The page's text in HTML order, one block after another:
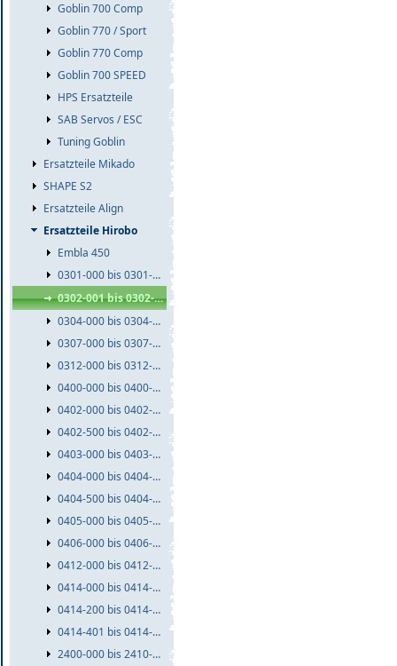
Goblin 700 Comp
Goblin 770 / Sport
Goblin 770 Comp
Goblin 700 SPEED
HPS Ersatzteile
SAB Servos / ESC
Tuning Goblin
Ersatzteile Mikado
SHAPE S2
Ersatzteile Align
Ersatzteile Hirobo
Embla 450
0301-000 bis 0301-999
0302-001 bis 0302-999
0304-000 bis 0304-999
0307-000 bis 0307-999
0312-000 bis 0312-999
0400-000 bis 0400-999
0402-000 bis 0402-499
0402-500 bis 0402-999
0403-000 bis 0403-999
0404-000 bis 0404-499
0404-500 bis 0404-999
0405-000 bis 0405-999
0406-000 bis 0406-999
0412-000 bis 0412-999
0414-000 bis 0414-199
0414-200 bis 0414-400
0414-401 bis 0414-999
2400-000 bis 2410-999